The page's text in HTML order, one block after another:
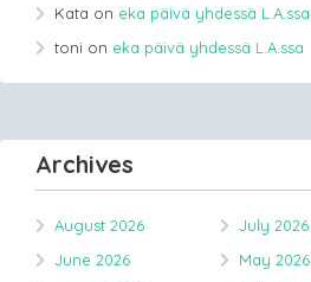
Kata on eka päivä yhdessä L.A.ssa
toni on eka päivä yhdessä L.A.ssa
Archives
August 2026
July 2026
June 2026
May 2026